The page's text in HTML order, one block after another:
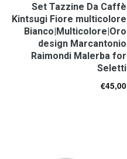
Set Tazzine Da Caffè
Kintsugi Fiore multicolore
Bianco|Multicolore|Oro
design Marcantonio
Raimondi Malerba for
Seletti
€45,00